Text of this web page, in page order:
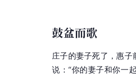
鼓盆而歌
庄子的妻子死了，惠子
说：“你的妻子和你一